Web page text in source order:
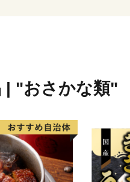
| "おさかな類"